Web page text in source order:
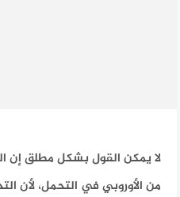
لا يمكن القول بشكل مطلق إن
من الأوروبي في التحمل، لأن